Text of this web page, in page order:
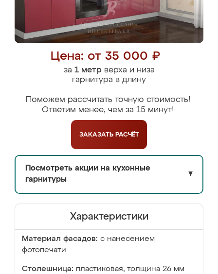
Цена: от 35 000 ₽
за 1 метрверха и низа
гарнитура в длину
Поможем рассчитать точную стоимость!
Ответим менее, чем за 15 минут!
ЗАКАЗАТЬ РАСЧЁТ
Посмотреть акции на кухонные
гарнитуры
▼
Характеристики
Материал фасадов: с нанесением
фотопечати
Столешница: пластиковая, толщина 26 мм